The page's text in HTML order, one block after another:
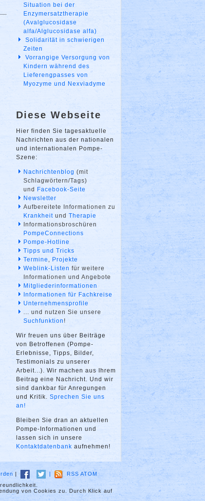
Situation bei der
Enzymersatztherapie
(Avalglucosidase
alfa/Alglucosidase alfa)
Solidarität in schwierigen
Zeiten
Vorrangige Versorgung von
Kindern während des
Lieferengpasses von
Myozyme und Nexviadyme
Diese Webseite
Hier finden Sie tagesaktuelle
Nachrichten aus der nationalen
und internationalen Pompe-
Szene:
Nachrichtenblog (mit
Schlagwörtern/Tags)
und
Facebook-Seite
Newsletter
Aufbereitete Informationen zu
Krankheit und Therapie
Informationsbroschüren
PompeConnections
Pompe-Hotline
Tipps und Tricks
Termine, Projekte
Weblink-Listen für weitere
Informationen und Angebote
Mitgliederinformationen
Informationen für Fachkreise
Unternehmensprofile
... und nutzen Sie unsere
Suchfunktion !
Wir freuen uns über Beiträge
von Betroffenen (Pompe-
Erlebnisse, Tipps, Bilder,
Testimonials zu unserer
Arbeit...). Wir machen aus Ihrem
Beitrag eine Nachricht. Und wir
sind dankbar für Anregungen
und Kritik. Sprechen Sie uns
an!
Bleiben Sie dran an aktuellen
Pompe-Informationen und
lassen sich in unsere
Kontaktdatenbank aufnehmen!
| | RSS ATOM
von Cookies zu. Durch Klick auf